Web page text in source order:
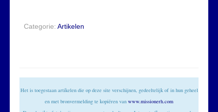
Categorie: Artikelen
Het is toegestaan artikelen die op deze site verschijnen, gedeeltelijk of in hun geheel
en met bronvermelding te kopiëren van www.missionerh.com